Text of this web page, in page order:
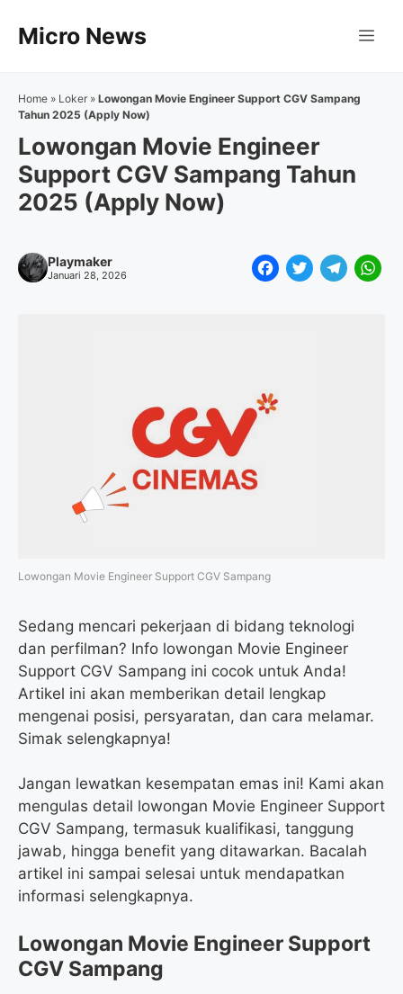
Micro News
Home » Loker » Lowongan Movie Engineer Support CGV Sampang
Tahun 2025 (Apply Now)
Lowongan Movie Engineer
Support CGV Sampang Tahun
2025 (Apply Now)
Playmaker
Januari 28, 2026
F
o
T
T
W
Lowongan Movie Engineer Support CGV Sampang
Sedang mencari pekerjaan di bidang teknologi
dan perfilman? Info lowongan Movie Engineer
Support CGV Sampang ini cocok untuk Anda!
Artikel ini akan memberikan detail lengkap
mengenai posisi, persyaratan, dan cara melamar.
Simak selengkapnya!
Jangan lewatkan kesempatan emas ini! Kami akan
mengulas detail lowongan Movie Engineer Support
CGV Sampang, termasuk kualifikasi, tanggung
jawab, hingga benefit yang ditawarkan. Bacalah
artikel ini sampai selesai untuk mendapatkan
informasi selengkapnya.
Lowongan Movie Engineer Support
CGV Sampang